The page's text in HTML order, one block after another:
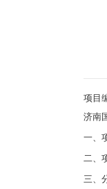
项目
济南
一、
二、
三、